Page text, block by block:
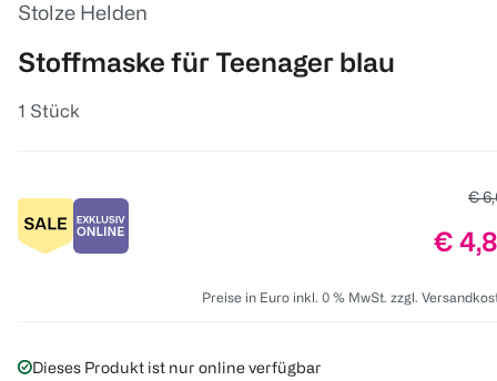
Stolze Helden
Stoffmaske für Teenager blau
1 Stück
€
€
Preise in Euro inkl. 0 % MwSt. zzgl.
Dieses Produkt ist nur online verfügbar